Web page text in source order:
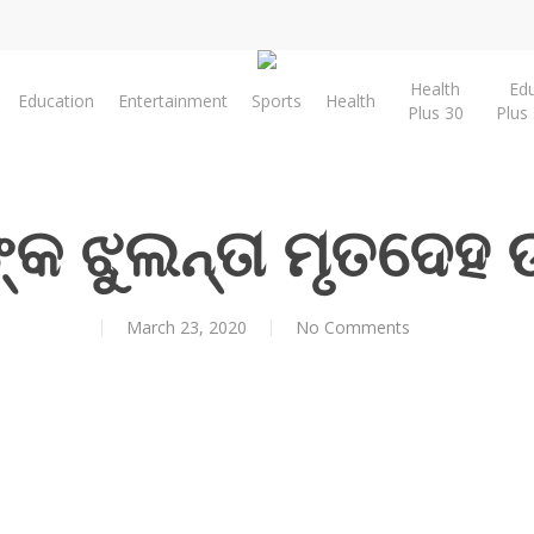
Education Entertainment Sports Health
Health
Plus 30
Plus
ଝୁଲନ୍ତା ମୃତଦେହ
March 23, 2020 No Comments